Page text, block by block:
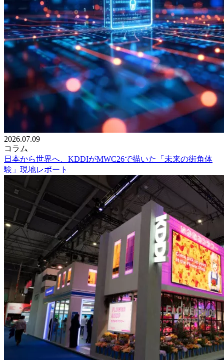
2026.07.09
コラム
日本から世界へ、KDDIがMWC26で描いた「未来の街角体
験」現地レポート